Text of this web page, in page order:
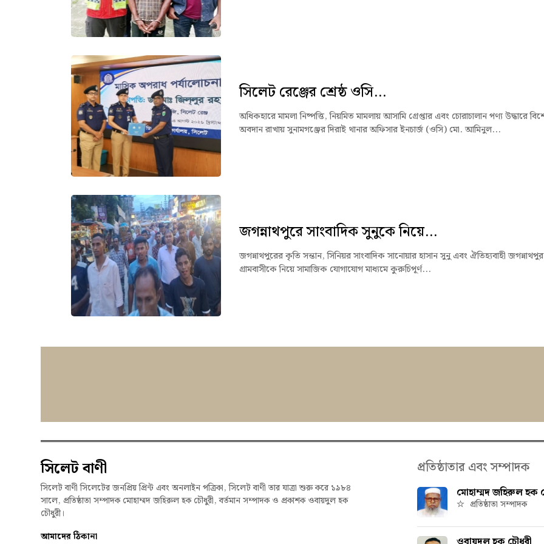
সিলেট রেঞ্জের শ্রেষ্ঠ ওসি...
অধিকহারে মামলা নিষ্পত্তি, নিয়মিত মামলায় আসামি গ্রেপ্তার এবং চোরাচালান পণ্য উদ্ধারে
অবদান রাখায় সুনামগঞ্জের দিরাই থানার অফিসার ইনচার্জ (ওসি) মো. আমিনুল...
জগন্নাথপুরে সাংবাদিক সুনুকে নিয়ে...
জগন্নাথপুরের কৃতি সন্তান, সিনিয়র সাংবাদিক সানোয়ার হাসান সুনু এবং ঐতিহ্যবাহী জগন্নাথপুর
গ্রামবাসীকে নিয়ে সামাজিক যোগাযোগ মাধ্যমে কুরুচিপূর্ণ...
সিলেট বাণী
সিলেট বাণী সিলেটের জনপ্রিয় প্রিন্ট এবং অনলাইন পত্রিকা, সিলেট বাণী তার যাত্রা শুরু করে ১৯৮৪
সালে, প্রতিষ্ঠাতা সম্পাদক মোহাম্মদ জহিরুল হক চৌধুরী, বর্তমান সম্পাদক ও প্রকাশক ওবায়দুল হক
চৌধুরী।
আমাদের ঠিকানা
প্রতিষ্ঠাতার এবং সম্পাদক
মোহাম্মদ জহিরুল হক
প্রতিষ্ঠাতা সম্পাদক